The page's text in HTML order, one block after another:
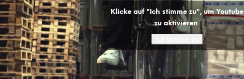
Klicke auf "Ich stimme zu", um Youtube
zu aktivieren